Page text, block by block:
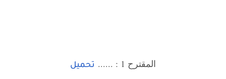
المقترح 1 : ...... تحميل